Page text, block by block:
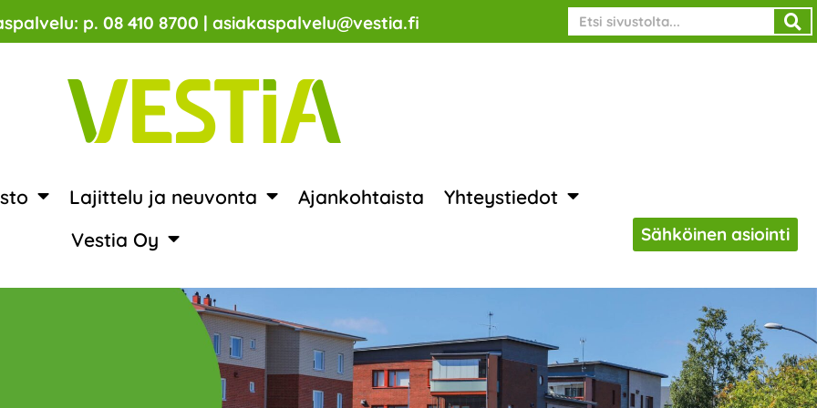
p. 08 410 8700 | asiakaspalvelu@vestia.fi Search
Lajittelu ja neuvonta Ajankohtaista
Yhteystiedot
Vestia Oy
Sähköinen asiointi